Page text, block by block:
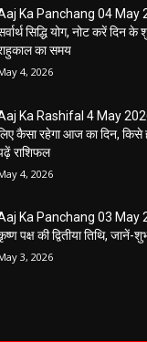
Ka Panchang 04 May
सिद्धि योग, नोट करें दिन
का समय
4, 2026
Ka Rashifal 4 May
कैसा रहेगा आज का दिन, किसे
राशिफल
4, 2026
Ka Panchang 03 May
पक्ष की द्वितीया तिथि, जानें-
3, 2026